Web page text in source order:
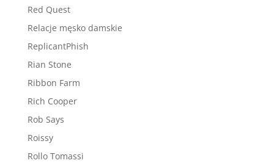
Red Quest
Relacje męsko damskie
ReplicantPhish
Rian Stone
Ribbon Farm
Rich Cooper
Rob Says
Roissy
Rollo Tomassi